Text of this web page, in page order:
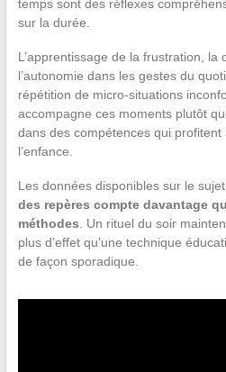
temps sont des réflexes
sur la durée.
L’apprentissage de la frustration, la
l’autonomie dans les gestes du
répétition de micro-situations
accompagne ces moments plutôt
dans des compétences qui profitent
l’enfance.
Les données disponibles sur le
des repères compte davantage
méthodes. Un rituel du soir
plus d’effet qu’une technique
de façon sporadique.